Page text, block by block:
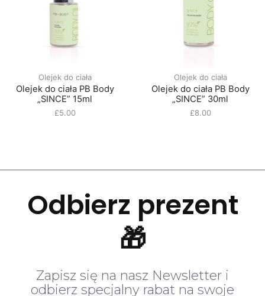
Olejek do ciała
Olejek do ciała PB Body
„SINCE” 15ml
£5.00
Olejek do ciała
Olejek do ciała PB Body
„SINCE” 30ml
£8.00
Odbierz prezent
🎁
Zapisz się na nasz Newsletter i
odbierz specjalny rabat na swoje